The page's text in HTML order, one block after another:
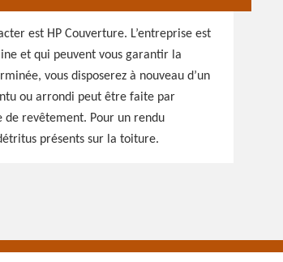
est HP Couverture. L’entreprise est
et qui peuvent vous garantir la
vous disposerez à nouveau d’un
ou arrondi peut être faite par
de revêtement. Pour un rendu
présents sur la toiture.